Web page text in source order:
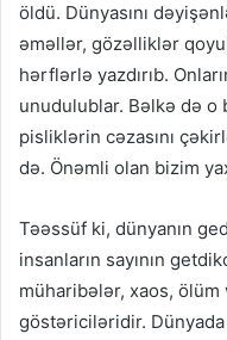
öldü. Dünyasını
əməllər, gözəlliklər
hərflərlə yazdırıb.
unudulublar. Bəlkə də
pisliklərin cəzasını
də. Önəmli olan bizim
Təəssüf ki, dünyanın
insanların sayının
müharibələr, xaos,
göstəriciləridir. Dünyada